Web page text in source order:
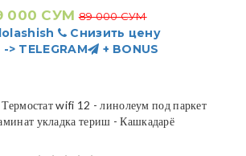
000 СУМ 89 000 СУМ
Снизить цену
-> TELEGRAM
+ BONUS